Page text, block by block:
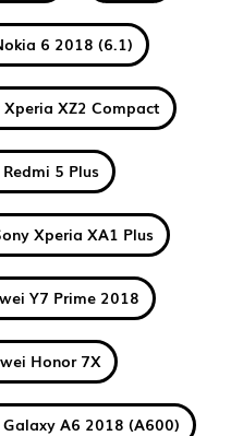
6 2018 (6.1)
Xperia XZ2 Compact
5 Plus
Xperia XA1 Plus
Y7 Prime 2018
Honor 7X
Galaxy A6 2018 (A600)